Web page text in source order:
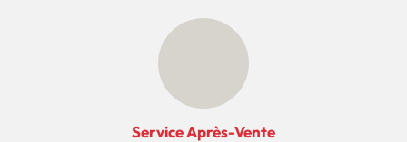
Service Après-Vente